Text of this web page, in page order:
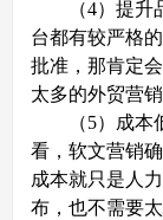
（4）提升品
台都有较严格
批准，那肯定
太多的外贸营
（5）成本低
看，软文营销
成本就只是人
布，也不需要